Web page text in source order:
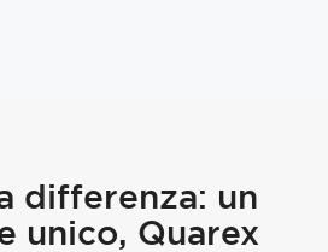
differenza: un
unico, Quarex